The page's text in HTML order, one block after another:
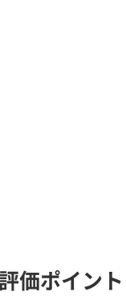
価ポイント